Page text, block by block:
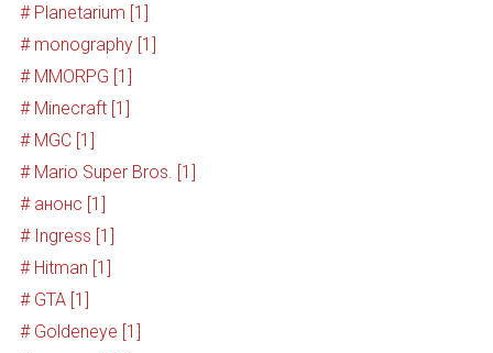
# Planetarium [1]
# monography [1]
# MMORPG [1]
# Minecraft [1]
# MGC [1]
# Mario Super Bros. [1]
# анонс [1]
# Ingress [1]
# Hitman [1]
# GTA [1]
# Goldeneye [1]